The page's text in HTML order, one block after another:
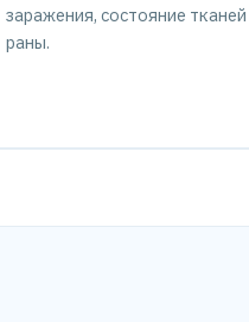
заражения, состояние тканей
раны.